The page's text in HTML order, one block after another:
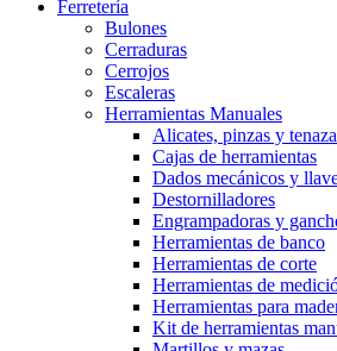
Ferretería
Bulones
Cerraduras
Cerrojos
Escaleras
Herramientas Manuales
Alicates, pinzas y
Cajas de herramientas
Dados mecánicos y
Destornilladores
Engrampadoras y
Herramientas de banco
Herramientas de corte
Herramientas de
Herramientas para
Kit de herramientas